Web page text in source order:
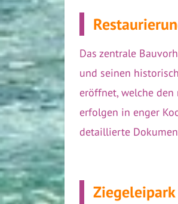
Das zentrale
und seinen
eröffnet, welche
erfolgen in enger
detaillierte